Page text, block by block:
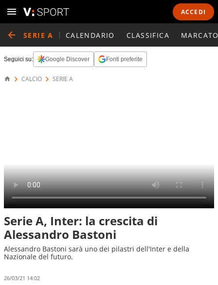
ACCEDI
SERIE A CALENDARIO CLASSIFICA
Seguici su: Google Discover Fonti preferite
CALCIO SERIE A
Serie A, Inter: la crescita di
Alessandro Bastoni
Alessandro Bastoni sarà uno dei pilastri dell'Inter e della
Nazionale del futuro.
26/03/21 14:02